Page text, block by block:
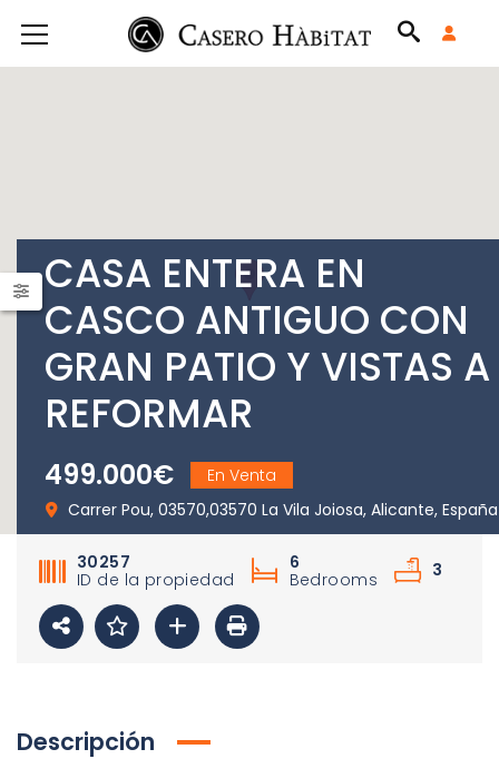
CASA ENTERA EN
CASCO ANTIGUO CON
GRAN PATIO Y VISTAS A
REFORMAR
499.000€
En Venta
Carrer Pou, 03570,03570 La Vila Joiosa, Alicante, España
30257
ID de la propiedad
6
Bedrooms
3
Descripción